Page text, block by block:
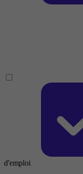
d'emploi